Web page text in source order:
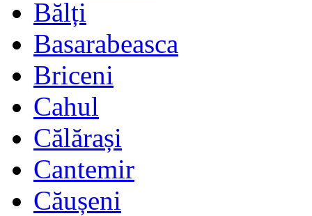
Bălți
Basarabeasca
Briceni
Cahul
Călărași
Cantemir
Căușeni